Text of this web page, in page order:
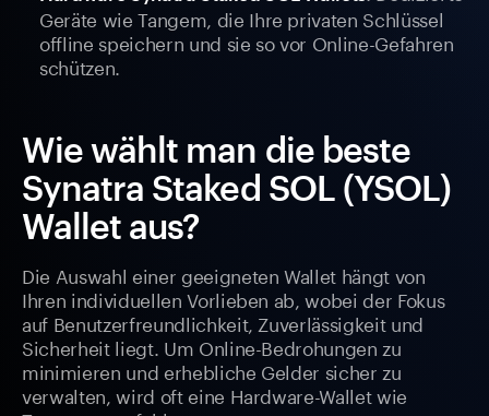
Geräte wie Tangem, die Ihre privaten Schlüssel
offline speichern und sie so vor Online-Gefahren
schützen.
Wie wählt man die beste
Synatra Staked SOL (YSOL)
Wallet aus?
Die Auswahl einer geeigneten Wallet hängt von
Ihren individuellen Vorlieben ab, wobei der Fokus
auf Benutzerfreundlichkeit, Zuverlässigkeit und
Sicherheit liegt. Um Online-Bedrohungen zu
minimieren und erhebliche Gelder sicher zu
verwalten, wird oft eine Hardware-Wallet wie